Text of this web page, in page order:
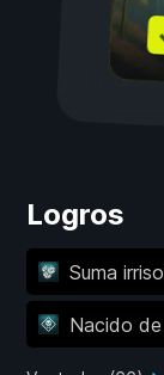
Logros
Suma
Nacido